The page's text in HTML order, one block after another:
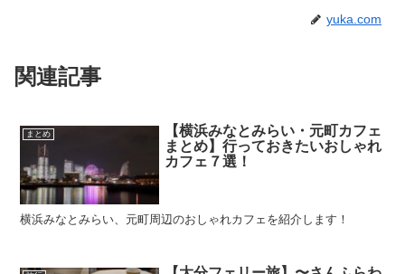
yuka.com
関連記事
まとめ
【横浜みなとみらい・元町カフェ
まとめ】行っておきたいおしゃれ
カフェ７選！
横浜みなとみらい、元町周辺のおしゃれカフェを紹介します！